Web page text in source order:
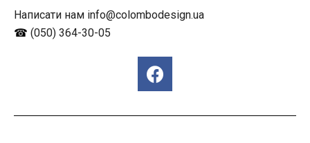
Написати нам info@colombodesign.ua
☎ (050) 364-30-05